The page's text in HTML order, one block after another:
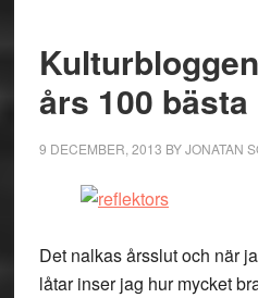
års 100
9 DECEMBER, 2013 BYJONATAN
Det nalkas årsslut och när
låtar inser jag hur mycket